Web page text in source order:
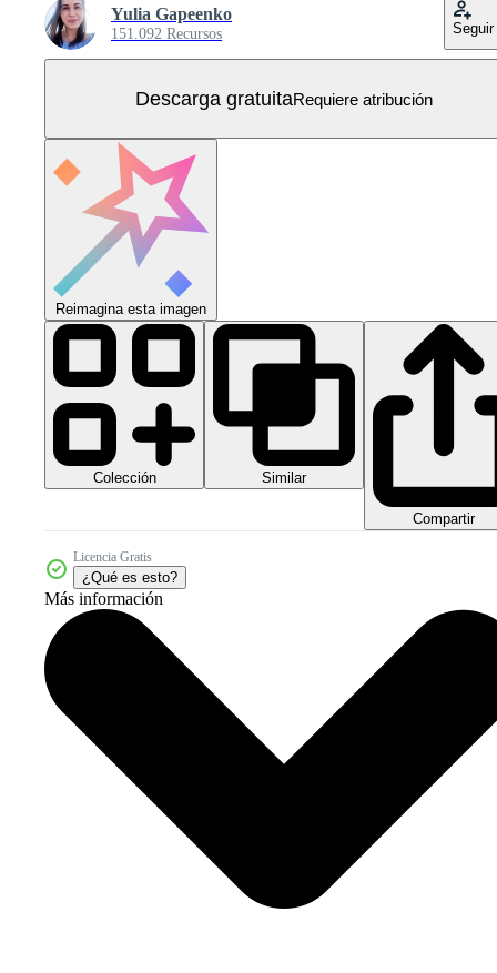
Yulia Gapeenko
151.092 Recursos Seguir
Descarga gratuitaRequiere atribución
Reimagina esta imagen
Colección Similar
Compartir
Licencia Gratis
¿Qué es esto?
Más información